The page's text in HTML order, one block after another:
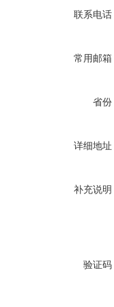
联系电话
常用邮箱
省份
详细地址
补充说明
验证码